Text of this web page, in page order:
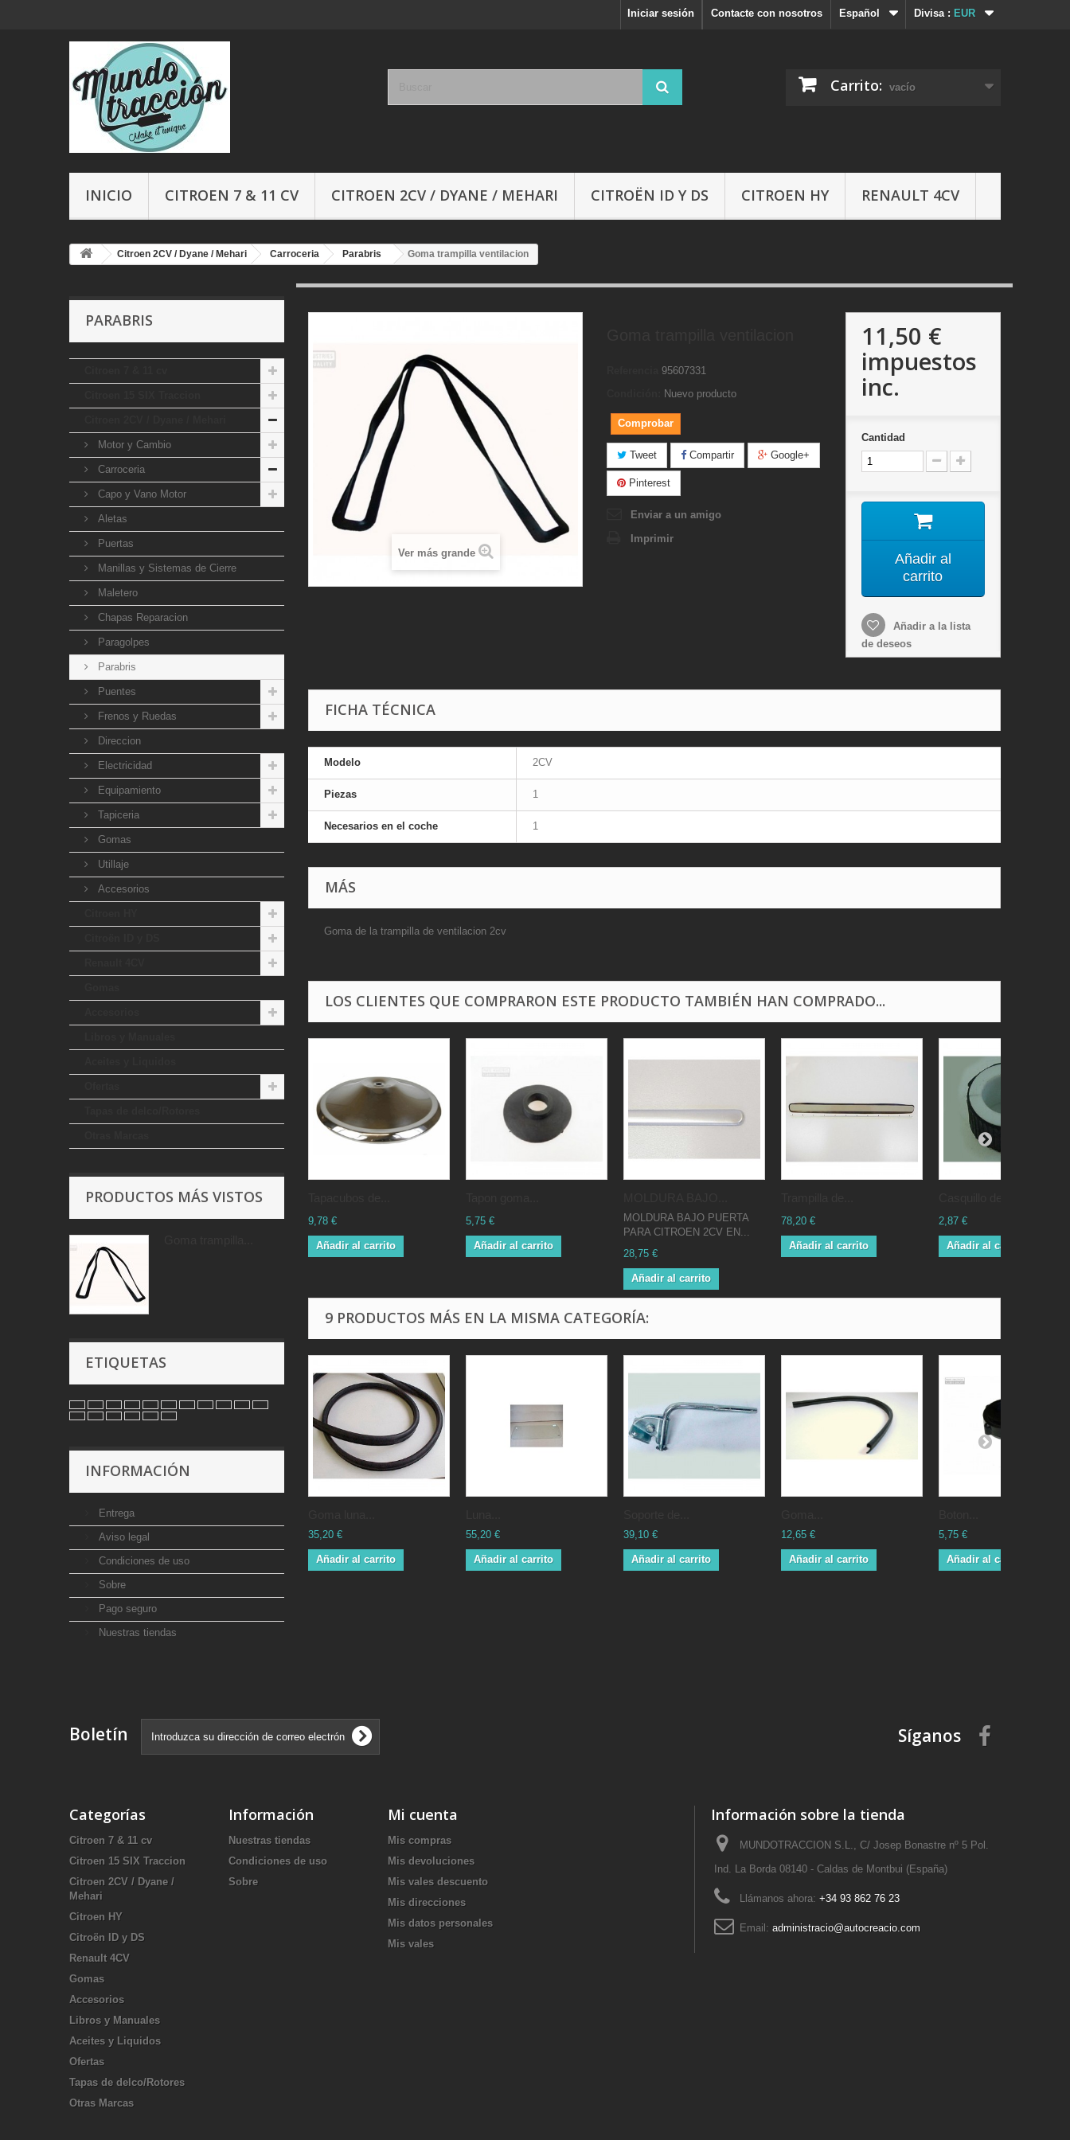
Divisa : EUR
Español
Contacte con nosotros
Iniciar sesión
Carrito: vacío
INICIO CITROEN 7 & 11 CV CITROEN 2CV / DYANE / MEHARI CITROËN ID Y DS CITROEN HY RENAULT 4CV
Citroen 2CV / Dyane / Mehari Carroceria Parabris Goma trampilla ventilacion
PARABRIS
Motor y Cambio
Carroceria
Capo y Vano Motor
Aletas
Puertas
Manillas y Sistemas de Cierre
Maletero
Chapas Reparacion
Paragolpes
Parabris
Puentes
Frenos y Ruedas
Direccion
Electricidad
Equipamiento
Tapiceria
Gomas
Utillaje
Accesorios
PRODUCTOS MÁS VISTOS
ETIQUETAS
INFORMACIÓN
Entrega
Aviso legal
Condiciones de uso
Sobre
Pago seguro
Nuestras tiendas
Ver más grande
95607331
Nuevo producto
Comprobar
Tweet Compartir Google+
Pinterest
Enviar a un amigo
Imprimir
11,50 €
impuestos
inc.
Cantidad
Añadir al
carrito
Añadir a la lista
de deseos
FICHA TÉCNICA
Modelo 2CV
Piezas 1
Necesarios en el coche 1
MÁS
Goma de la trampilla de ventilacion 2cv
LOS CLIENTES QUE COMPRARON ESTE PRODUCTO TAMBIÉN HAN COMPRADO...
9,78 €
Añadir al carrito
5,75 €
Añadir al carrito
MOLDURA BAJO PUERTA
PARA CITROEN 2CV EN...
28,75 €
Añadir al carrito
78,20 €
Añadir al carrito
2,87 €
Añadir al carrito
9 PRODUCTOS MÁS EN LA MISMA CATEGORÍA:
35,20 €
Añadir al carrito
55,20 €
Añadir al carrito
39,10 €
Añadir al carrito
12,65 €
Añadir al carrito
5,75 €
Añadir al carrito
Boletín Síganos
Categorías
Citroen 7 & 11 cv
Citroen 15 SIX Traccion
Citroen 2CV / Dyane /
Mehari
Citroen HY
Citroën ID y DS
Renault 4CV
Gomas
Accesorios
Libros y Manuales
Aceites y Liquidos
Ofertas
Tapas de delco/Rotores
Otras Marcas
Información
Nuestras tiendas
Condiciones de uso
Sobre
Mi cuenta
Mis compras
Mis devoluciones
Mis vales descuento
Mis direcciones
Mis datos personales
Mis vales
Información sobre la tienda
MUNDOTRACCION S.L., C/ Josep Bonastre nº 5 Pol.
Ind. La Borda 08140 - Caldas de Montbui (España)
Llámanos ahora: +34 93 862 76 23
Email: administracio@autocreacio.com